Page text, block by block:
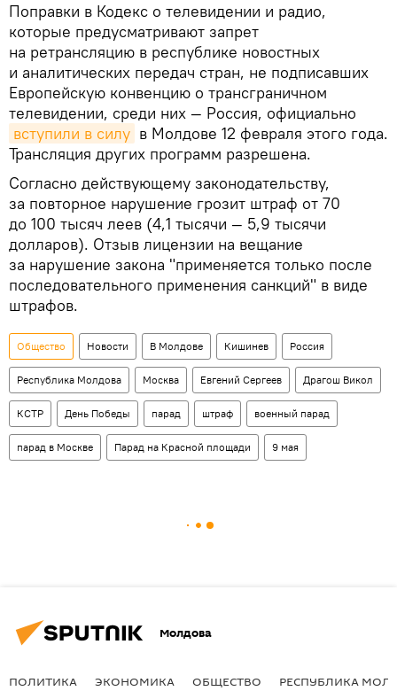
Поправки в Кодекс о телевидении и радио,
которые предусматривают запрет
на ретрансляцию в республике новостных
и аналитических передач стран, не подписавших
Европейскую конвенцию о трансграничном
телевидении, среди них — Россия, официально
вступили в силу в Молдове 12 февраля этого года.
Трансляция других программ разрешена.
Согласно действующему законодательству,
за повторное нарушение грозит штраф от 70
до 100 тысяч леев (4,1 тысячи — 5,9 тысячи
долларов). Отзыв лицензии на вещание
за нарушение закона "применяется только после
последовательного применения санкций" в виде
штрафов.
Общество Новости В Молдове Кишинев Россия
Республика Молдова Москва Евгений Сергеев Драгош Викол
КСТР День Победы парад штраф военный парад
парад в Москве Парад на Красной площади 9 мая
Молдова
ПОЛИТИКА ЭКОНОМИКА ОБЩЕСТВО РЕСПУБЛИКА